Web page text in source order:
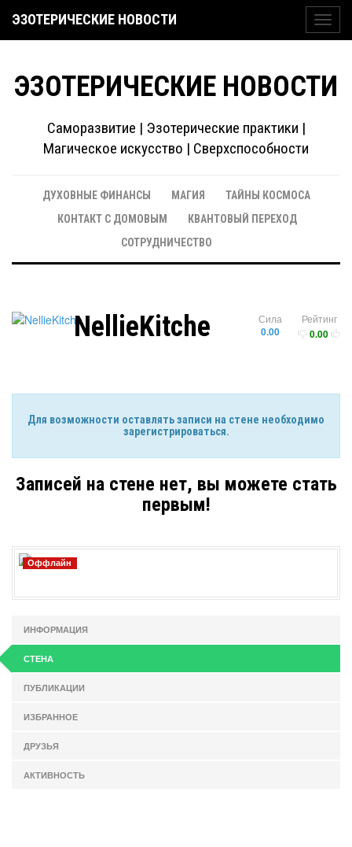
ЭЗОТЕРИЧЕСКИЕ НОВОСТИ
ЭЗОТЕРИЧЕСКИЕ НОВОСТИ
Саморазвитие | Эзотерические практики |
Магическое искусство | Сверхспособности
ДУХОВНЫЕ ФИНАНСЫ МАГИЯ
ТАЙНЫ КОСМОСА
КОНТАКТ С ДОМОВЫМ
КВАНТОВЫЙ ПЕРЕХОД
СОТРУДНИЧЕСТВО
Рейтинг
0.00
Сила
0.00
NellieKitche
Для возможности оставлять записи на стене необходимо
зарегистрироваться.
Записей на стене нет, вы можете стать
первым!
Оффлайн
ИНФОРМАЦИЯ
СТЕНА
ПУБЛИКАЦИИ
ИЗБРАННОЕ
ДРУЗЬЯ
АКТИВНОСТЬ